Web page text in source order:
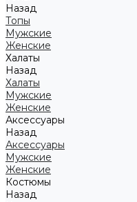
Назад
Топы
Мужские
Женские
Халаты
Назад
Халаты
Мужские
Женские
Аксессуары
Назад
Аксессуары
Мужские
Женские
Костюмы
Назад